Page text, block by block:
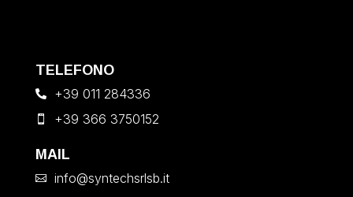
TELEFONO
 +39 011 284336
 +39 366 3750152
MAIL
 info@syntechsrlsb.it